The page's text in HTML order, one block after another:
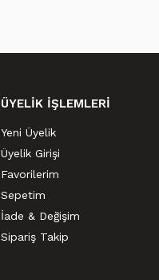
ÜYELİK İŞLEMLERİ
Yeni Üyelik
Üyelik Girişi
Favorilerim
Sepetim
İade & Değişim
Sipariş Takip